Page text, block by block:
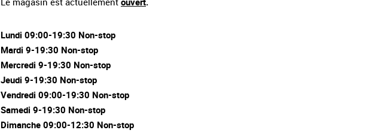
Lundi 09:00-19:30 Non-stop
Mardi 9-19:30 Non-stop
Mercredi 9-19:30 Non-stop
Jeudi 9-19:30 Non-stop
Vendredi 09:00-19:30 Non-stop
Samedi 9-19:30 Non-stop
Dimanche 09:00-12:30 Non-stop